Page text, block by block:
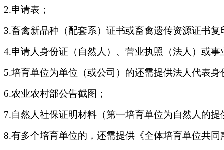
2.申请表；
3.畜禽新品种（配套系）证书或畜禽遗传资源证书
4.申请人身份证（自然人）、营业执照（法人）或
5.培育单位为单位（或公司）的还需提供法人代表
6.农业农村部公告截图；
7.自然人社保证明材料（第一培育单位为自然人的提
8.有多个培育单位的，还需提供《全体培育单位共同